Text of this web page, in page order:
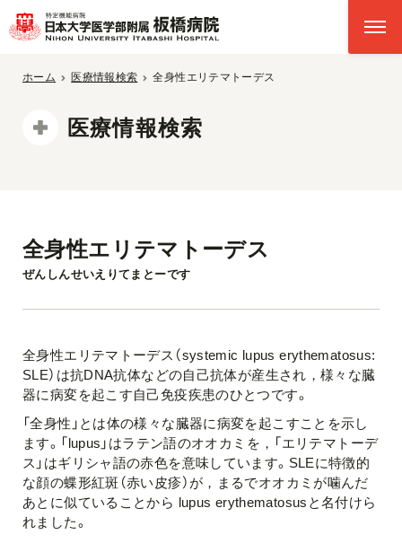
ホーム 医療情報検索 全身性エリテマトーデス
医療情報検索
全身性エリテマトーデス
ぜんしんせいえりてまとーです
全身性エリテマトーデス（systemic lupus erythematosus:
SLE）は抗DNA抗体などの自己抗体が産生され，様々な臓
器に病変を起こす自己免疫疾患のひとつです。
「全身性」とは体の様々な臓器に病変を起こすことを示し
ます。「lupus」はラテン語のオオカミを，「エリテマトーデ
ス」はギリシャ語の赤色を意味しています。SLEに特徴的
な顔の蝶形紅斑（赤い皮疹）が，まるでオオカミが噛んだ
あとに似ていることから lupus erythematosusと名付けら
れました。